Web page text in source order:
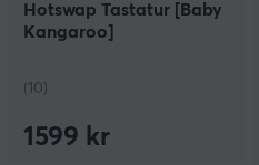
Hotswap Tastatur [Baby
Kangaroo]
(10)
1599 kr